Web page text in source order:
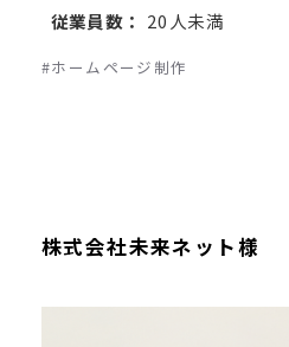
従業員数： 20人未満
#ホームページ制作
株式会社未来ネット様